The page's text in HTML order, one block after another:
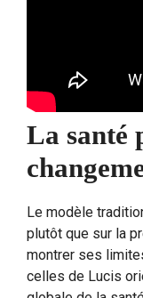
La santé
Le modèle
plutôt que sur la
montrer ses
celles de Lucis